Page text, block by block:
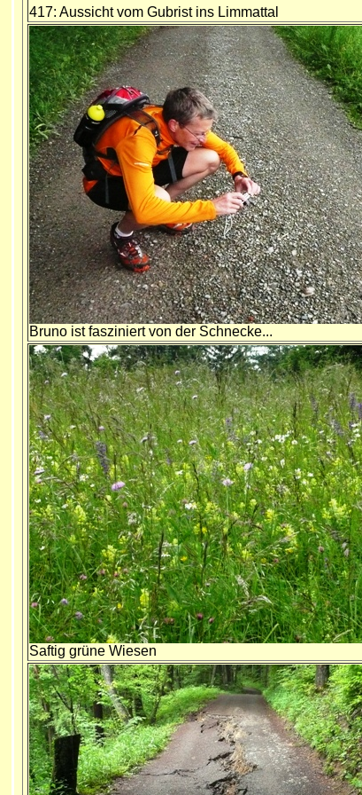
417: Aussicht vom Gubrist ins Limmattal
Bruno ist fasziniert von der Schnecke...
Saftig grüne Wiesen